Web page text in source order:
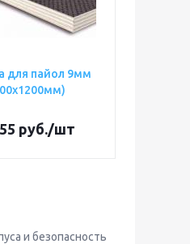
для пайол 9мм
руб./шт
и безопасность